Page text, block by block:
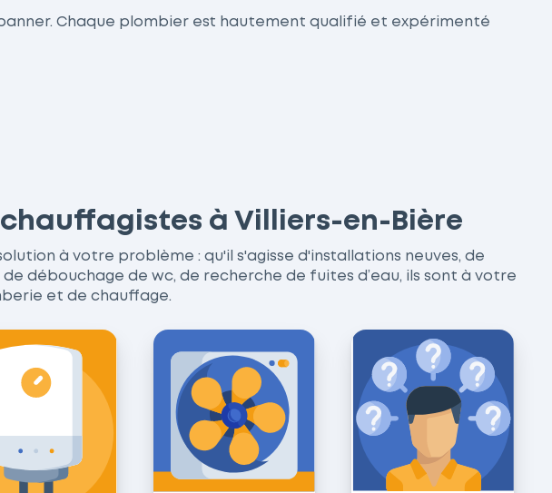
Chaque plombier est hautement qualifié et expérimenté
à Villiers-en-Bière
à votre problème : qu'il s'agisse d'installations neuves, de
débouchage de wc, de recherche de fuites d’eau, ils sont à votre
et de chauffage.